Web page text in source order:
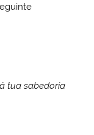
tua sabedoria